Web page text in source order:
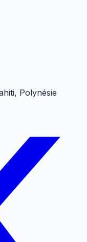
Polynésie